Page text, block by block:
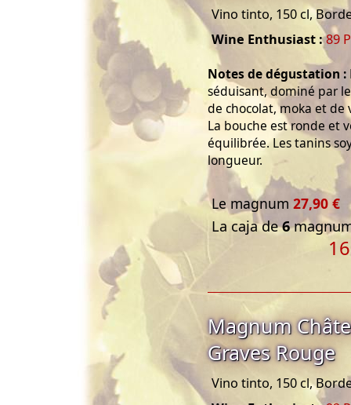
Vino tinto, 150 cl,
Wine Enthusiast :89
Notes de dégustation :
séduisant, dominé par
de chocolat, moka et de
La bouche est ronde et
équilibrée. Les tanins
longueur.
Le magnum 27,90 €
La caja de6
Magnum
Graves Rouge
Vino tinto, 150 cl,